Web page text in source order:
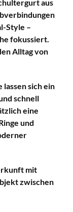
aus
Style –
fokussiert.
Alltag von
lassen sich ein
schnell
eine
und
mit
zwischen